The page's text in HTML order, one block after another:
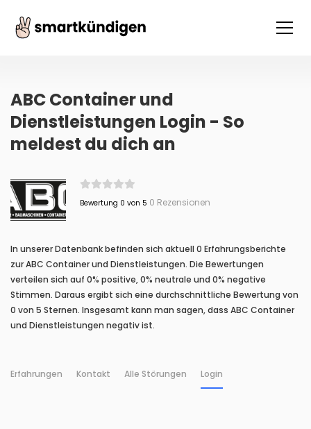
ABC Container und
Dienstleistungen Login - So
meldest du dich an
Bewertung 0 von 5 0 Rezensionen
In unserer Datenbank befinden sich aktuell 0 Erfahrungsberichte
zur ABC Container und Dienstleistungen. Die Bewertungen
verteilen sich auf 0% positive, 0% neutrale und 0% negative
Stimmen. Daraus ergibt sich eine durchschnittliche Bewertung von
0 von 5 Sternen. Insgesamt kann man sagen, dass ABC Container
und Dienstleistungen negativ ist.
Erfahrungen Kontakt Alle Störungen Login